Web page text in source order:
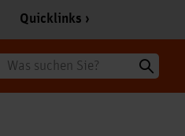
Quicklinks
Suche